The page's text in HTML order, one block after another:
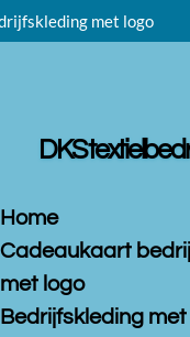
met logo
DKS
Home
Cadeaukaart
met logo
Bedrijfskleding